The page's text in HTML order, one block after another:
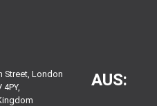
Street, London
4PY,
AUS: